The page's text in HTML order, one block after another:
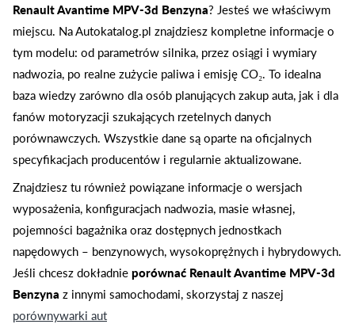
Renault Avantime MPV-3d Benzyna? Jesteś we właściwym
miejscu. Na Autokatalog.pl znajdziesz kompletne informacje o
tym modelu: od parametrów silnika, przez osiągi i wymiary
nadwozia, po realne zużycie paliwa i emisję CO₂. To idealna
baza wiedzy zarówno dla osób planujących zakup auta, jak i dla
fanów motoryzacji szukających rzetelnych danych
porównawczych. Wszystkie dane są oparte na oficjalnych
specyfikacjach producentów i regularnie aktualizowane.
Znajdziesz tu również powiązane informacje o wersjach
wyposażenia, konfiguracjach nadwozia, masie własnej,
pojemności bagażnika oraz dostępnych jednostkach
napędowych – benzynowych, wysokoprężnych i hybrydowych.
Jeśli chcesz dokładnieporównać Renault Avantime MPV-3d
Benzyna z innymi samochodami, skorzystaj z naszej
porównywarki aut